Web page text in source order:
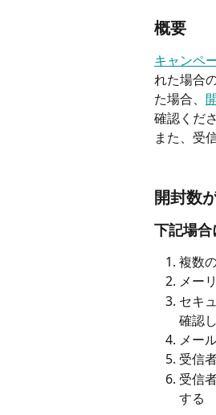
概要
キャンペ
れた場合
た場合、
確認くださ
また、受
開封数
下記場合
複数
メー
セキ
確認
メー
受信
受信
する